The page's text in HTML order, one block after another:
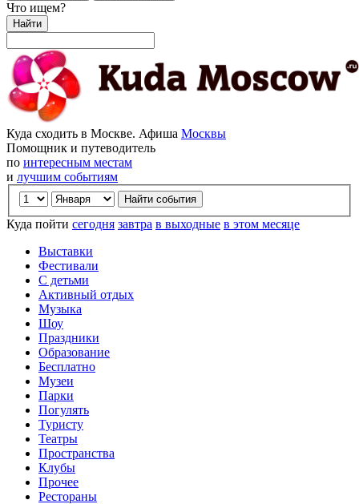
Что ищем?
Найти
Куда сходить в Москве. Афиша Москвы
Помощник и путеводитель
по интересным местам
и лучшим событиям
Куда пойти сегодня завтра в выходные в этом месяце
Выставки
Фестивали
С детьми
Активный отдых
Музыка
Шоу
Праздники
Образование
Бесплатно
Музеи
Парки
Погулять
Туристу
Театры
Пространства
Клубы
Прочее
Рестораны